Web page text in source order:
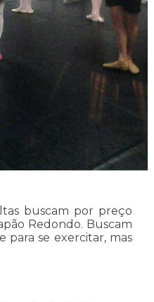
buscam por preço
Redondo. Buscam
para se exercitar, mas